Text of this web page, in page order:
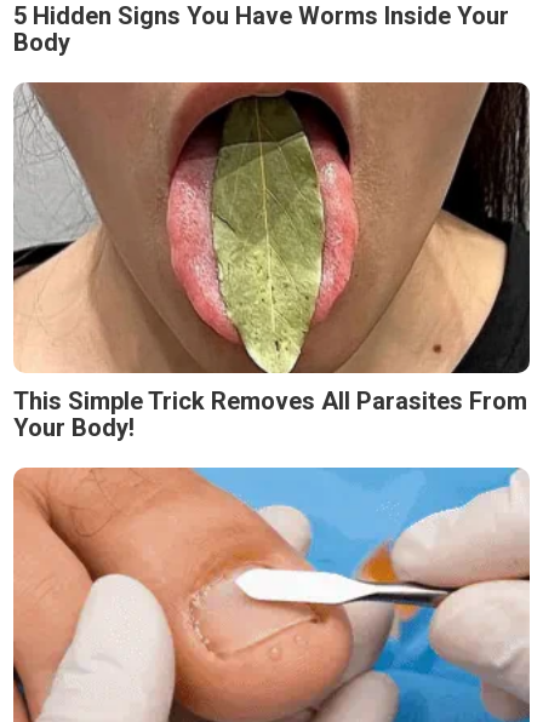
5 Hidden Signs You Have Worms Inside Your
Body
This Simple Trick Removes All Parasites From
Your Body!